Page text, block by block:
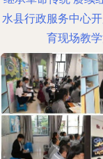
水县行政服务中心
育现场教
更新时间：2026-